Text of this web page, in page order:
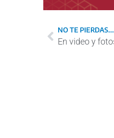
NO TE PIERDAS...